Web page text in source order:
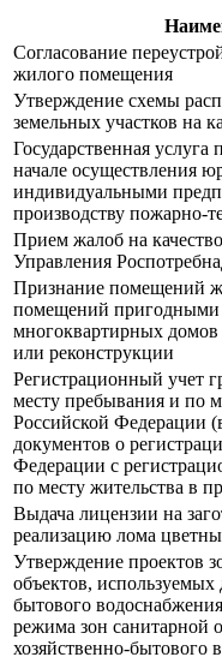
Согласование
жилого помещения
Утверждение схемы
земельных участков на
Государственная
начале осуществления
индивидуальными
производству пожарно-
Прием жалоб на
Управления
Признание помещений
помещений пригодными
многоквартирных
или реконструкции
Регистрационный учет
месту пребывания и по
Российской Федерации
документов о
Федерации с
по месту жительства в
Выдача лицензии на
реализацию лома
Утверждение проектов
объектов, используемых
бытового
режима зон санитарной
хозяйственно-бытового